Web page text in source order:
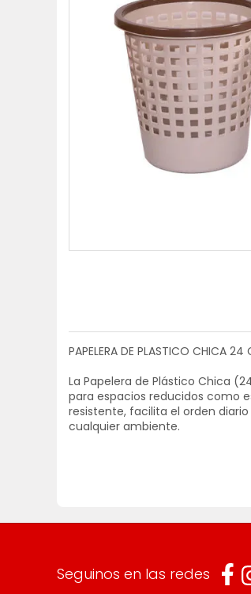
PAPELERA DE PLASTICO CHICA 24
La Papelera de Plástico Chica
para espacios reducidos como
resistente, facilita el orden
cualquier ambiente.
Seguinos en las redes